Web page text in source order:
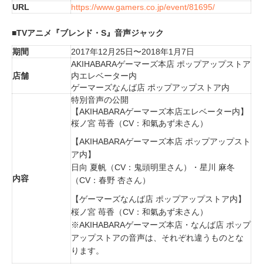
URL
https://www.gamers.co.jp/event/81695/
■TVアニメ『ブレンド・S』音声ジャック
期間
2017年12月25日〜2018年1月7日
店舗
AKIHABARAゲーマーズ本店 ポップアップストア
内エレベーター内
ゲーマーズなんば店 ポップアップストア内
内容
特別音声の公開
【AKIHABARAゲーマーズ本店エレベーター内】
桜ノ宮 苺香（CV：和氣あず未さん）
【AKIHABARAゲーマーズ本店 ポップアップスト
ア内】
日向 夏帆（CV：鬼頭明里さん）・星川 麻冬
（CV：春野 杏さん）
【ゲーマーズなんば店 ポップアップストア内】
桜ノ宮 苺香（CV：和氣あず未さん）
※AKIHABARAゲーマーズ本店・なんば店 ポップ
アップストアの音声は、それぞれ違うものとな
ります。